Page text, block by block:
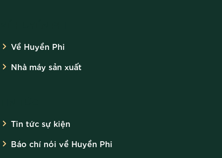
Về Huyền Phi
Nhà máy sản xuất
Tin tức sự kiện
Báo chí nói về Huyền Phi